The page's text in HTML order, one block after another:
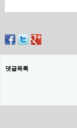
댓글목록